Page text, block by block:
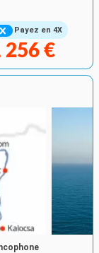
Payez en 4X
256 €